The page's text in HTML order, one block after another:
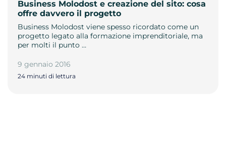
Business Molodost e creazione del sito: cosa
offre davvero il progetto
Business Molodost viene spesso ricordato come un
progetto legato alla formazione imprenditoriale, ma
per molti il punto …
9 gennaio 2016
24 minuti di lettura